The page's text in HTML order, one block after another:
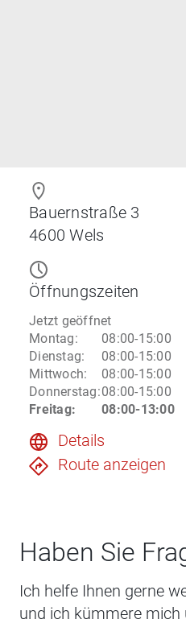
Bauernstraße 3
4600 Wels
Öffnungszeiten
Jetzt geöffnet
Montag:
08:00-15:00
Dienstag:
08:00-15:00
Mittwoch:
08:00-15:00
Donnerstag:08:00-15:00
Freitag: 08:00-13:00
Details
Route anzeigen
Haben Sie
Ich helfe Ihnen gerne
und ich kümmere mich